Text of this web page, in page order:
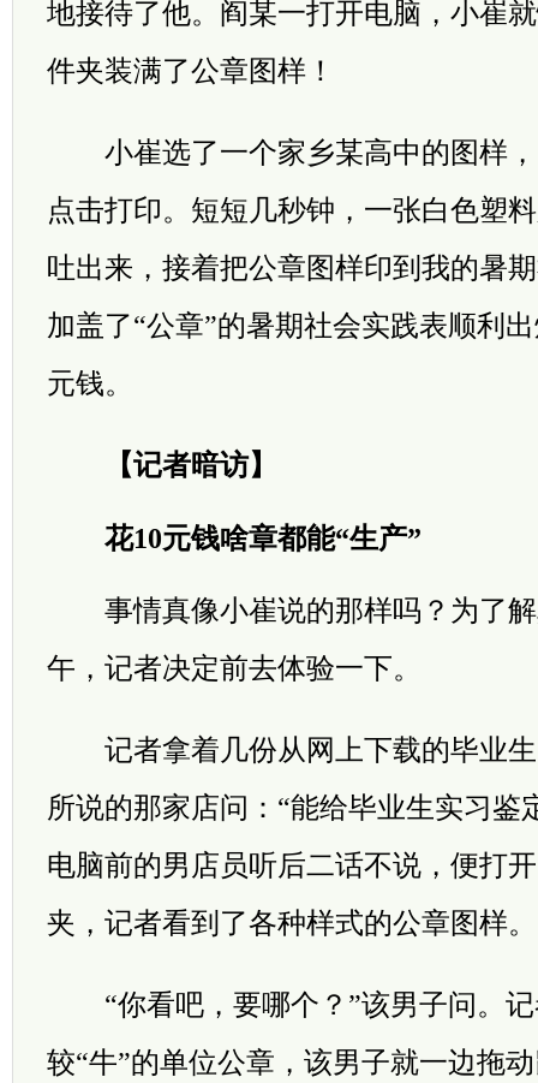
地接待了他。阎某一打开电脑，小崔
件夹装满了公章图样！
小崔选了一个家乡某高中的图样，
点击打印。短短几秒钟，一张白色塑
吐出来，接着把公章图样印到我的暑
加盖了“公章”的暑期社会实践表顺利
元钱。
【记者暗访】
花10元钱啥章都能“生产”
事情真像小崔说的那样吗？为了解
午，记者决定前去体验一下。
记者拿着几份从网上下载的毕业生
所说的那家店问：“能给毕业生实习鉴
电脑前的男店员听后二话不说，便打
夹，记者看到了各种样式的公章图样。
“你看吧，要哪个？”该男子问。记
较“牛”的单位公章，该男子就一边拖